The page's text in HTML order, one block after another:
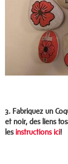
3. Fabriquez un
et noir, des liens
lesinstructions ici!